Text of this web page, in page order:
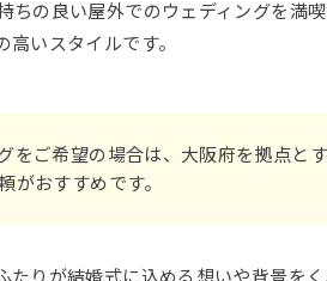
の良い屋外でのウェディングを満喫
いスタイルです。
をご希望の場合は、大阪府を拠点と
がおすすめです。